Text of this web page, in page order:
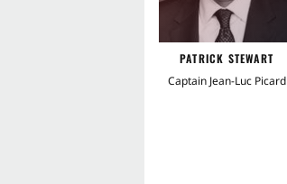
PATRICK STEWART
Captain Jean-Luc Picard